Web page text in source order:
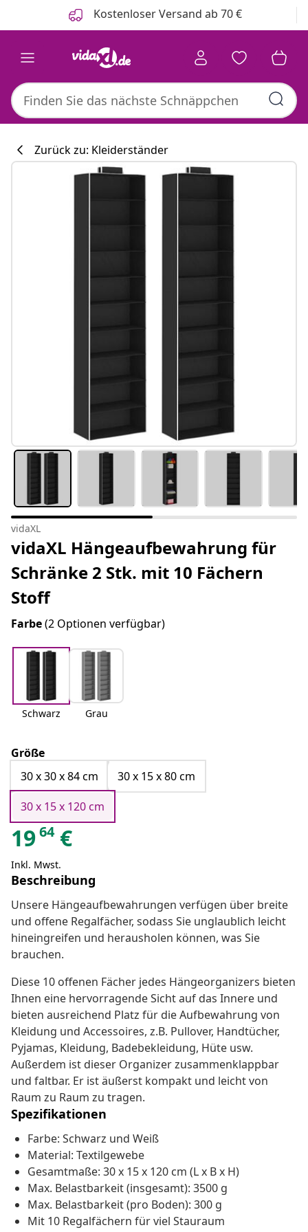
Kostenloser Versand ab 70 €
Zurück zu: Kleiderständer
vidaXL
vidaXL Hängeaufbewahrung für
Schränke 2 Stk. mit 10 Fächern
Stoff
Farbe(2 Optionen verfügbar)
Schwarz Grau
Größe
30 x 30 x 84 cm
30 x 15 x 80 cm
30 x 15 x 120 cm
1964 €
Inkl. Mwst.
Beschreibung
Unsere Hängeaufbewahrungen verfügen über breite
und offene Regalfächer, sodass Sie unglaublich leicht
hineingreifen und herausholen können, was Sie
brauchen.
Diese 10 offenen Fächer jedes Hängeorganizers bieten
Ihnen eine hervorragende Sicht auf das Innere und
bieten ausreichend Platz für die Aufbewahrung von
Kleidung und Accessoires, z.B. Pullover, Handtücher,
Pyjamas, Kleidung, Badebekleidung, Hüte usw.
Außerdem ist dieser Organizer zusammenklappbar
und faltbar. Er ist äußerst kompakt und leicht von
Raum zu Raum zu tragen.
Spezifikationen
Farbe: Schwarz und Weiß
Material: Textilgewebe
Gesamtmaße: 30 x 15 x 120 cm (L x B x H)
Max. Belastbarkeit (insgesamt): 3500 g
Max. Belastbarkeit (pro Boden): 300 g
Mit 10 Regalfächern für viel Stauraum